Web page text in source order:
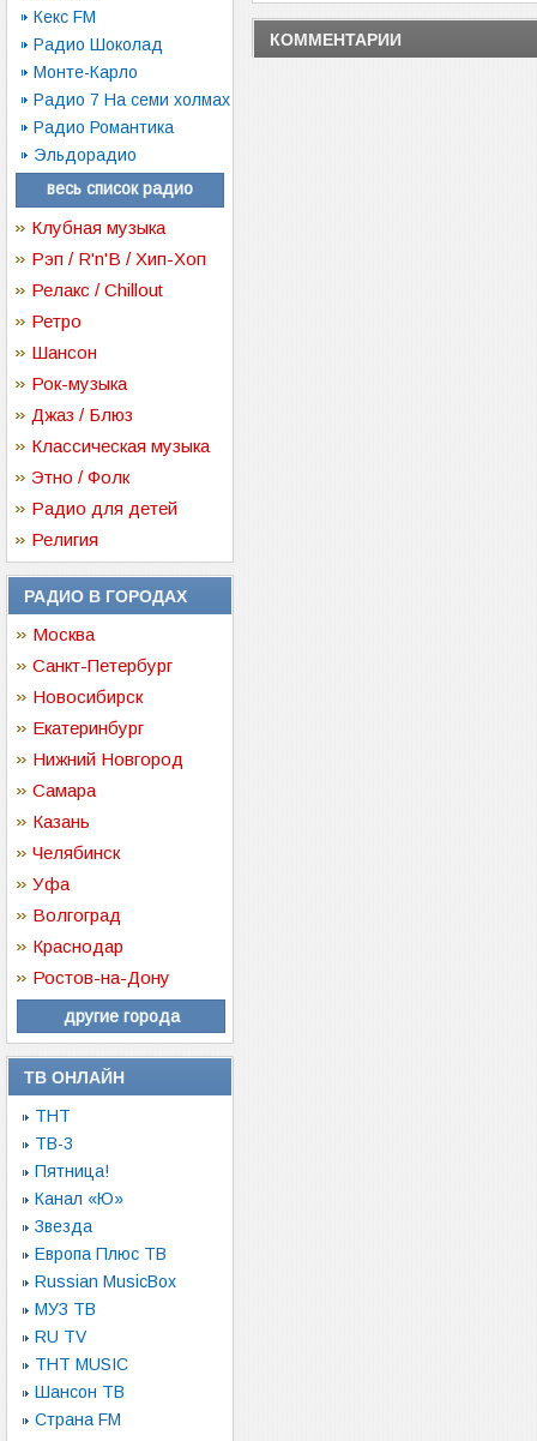
Кекс FM
Радио Шоколад
Монте-Карло
Радио 7 На семи холмах
Радио Романтика
Эльдорадио
весь список радио
Клубная музыка
Рэп / R'n'B / Хип-Хоп
Релакс / Chillout
Ретро
Шансон
Рок-музыка
Джаз / Блюз
Классическая музыка
Этно / Фолк
Радио для детей
Религия
РАДИО В ГОРОДАХ
Москва
Санкт-Петербург
Новосибирск
Екатеринбург
Нижний Новгород
Самара
Казань
Челябинск
Уфа
Волгоград
Краснодар
Ростов-на-Дону
другие города
ТВ ОНЛАЙН
ТНТ
ТВ-3
Пятница!
Канал «Ю»
Звезда
Европа Плюс ТВ
Russian MusicBox
МУЗ ТВ
RU TV
ТНТ MUSIC
Шансон ТВ
Страна FM
КОММЕНТАРИИ